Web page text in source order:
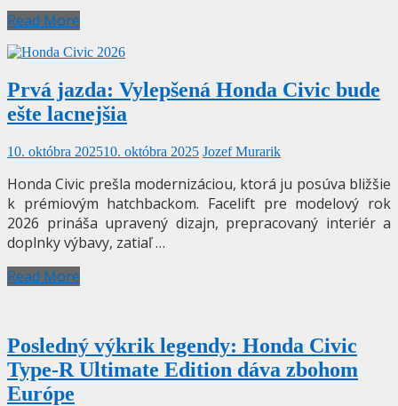
Read More
Prvá jazda: Vylepšená Honda Civic bude
ešte lacnejšia
10. októbra 202510. októbra 2025 Jozef Murarik
Honda Civic prešla modernizáciou, ktorá ju posúva bližšie
k prémiovým hatchbackom. Facelift pre modelový rok
2026 prináša upravený dizajn, prepracovaný interiér a
doplnky výbavy, zatiaľ …
Read More
Posledný výkrik legendy: Honda Civic
Type-R Ultimate Edition dáva zbohom
Európe